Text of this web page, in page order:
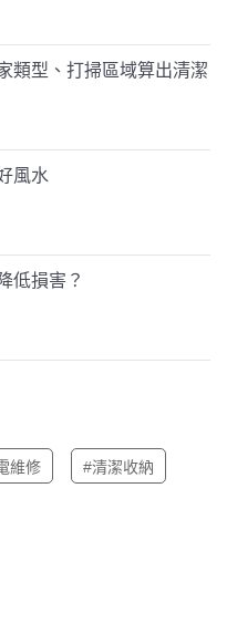
類型、打掃區域算出清潔
風水
低損害？
維修 #清潔收納